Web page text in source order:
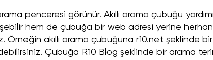
penceresi görünür. Akıllı arama çubuğu
hem de çubuğa bir web adresi yerine
akıllı arama çubuğuna r10.net şeklinde bir
Çubuğa R10 Blog şeklinde bir arama